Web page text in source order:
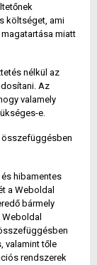
költséget, ami
miatt
nélkül az
Az
valamely
e.
összefüggésben
hibamentes
a Weboldal
bármely
valamint tőle
rendszerek